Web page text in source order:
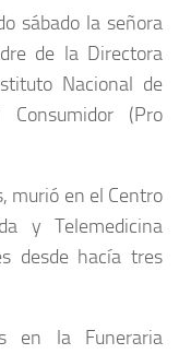
sábado la señora
de la Directora
Nacional de
(Pro
murió en el Centro
y Telemedicina
desde hacía tres
en la Funeraria